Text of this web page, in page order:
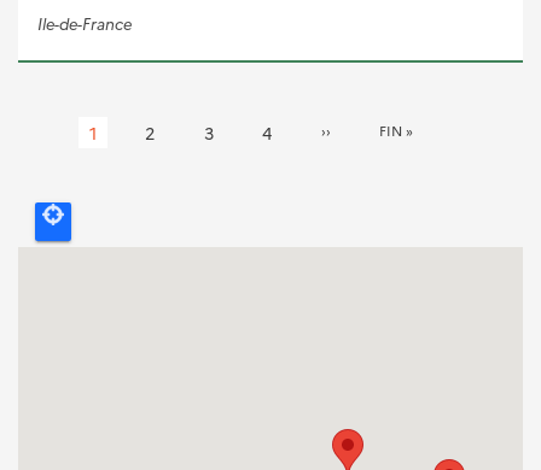
Ile-de-France
Page
1 Page
2 Page
3 Page
4
PAGE
››
DERNIÈRE
FIN »